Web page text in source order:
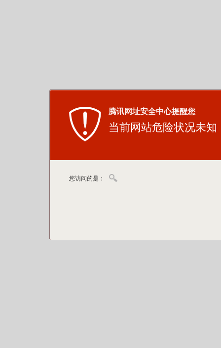
腾讯网址安全中心提醒您
当前网站危险状况未知
您访问的是：